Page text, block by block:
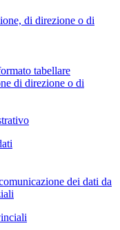
di direzione o di
tabellare
di direzione o di
dei dati da